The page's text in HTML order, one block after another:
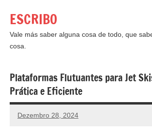
para
conteúdo
ESCRIBO
Vale más saber alguna cosa de todo, que
cosa.
Plataformas Flutuantes para Jet
Prática e Eficiente
Dezembro 28, 2024